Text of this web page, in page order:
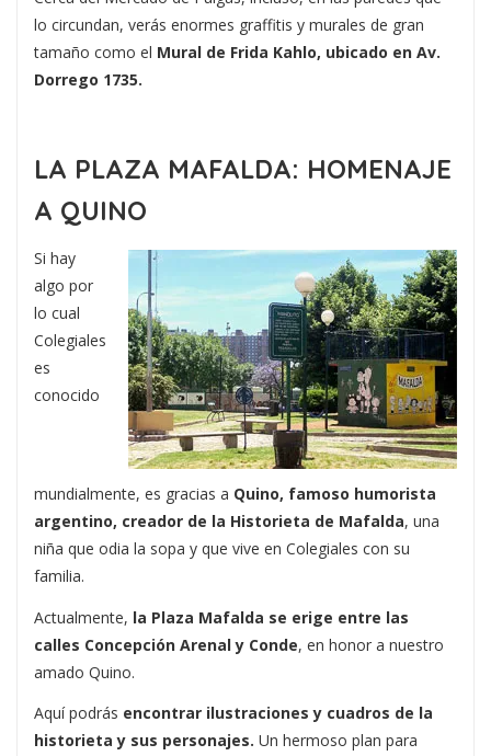
lo circundan, verás enormes graffitis y murales de gran
tamaño como el Mural de Frida Kahlo, ubicado en Av.
Dorrego 1735.
LA PLAZA MAFALDA: HOMENAJE
A QUINO
Si hay
algo por
lo cual
Colegiales
es
conocido
mundialmente, es gracias a Quino, famoso humorista
argentino, creador de la Historieta de Mafalda, una
niña que odia la sopa y que vive en Colegiales con su
familia.
Actualmente, la Plaza Mafalda se erige entre las
calles Concepción Arenal y Conde, en honor a nuestro
amado Quino.
Aquí podrás encontrar ilustraciones y cuadros de la
historieta y sus personajes. Un hermoso plan para